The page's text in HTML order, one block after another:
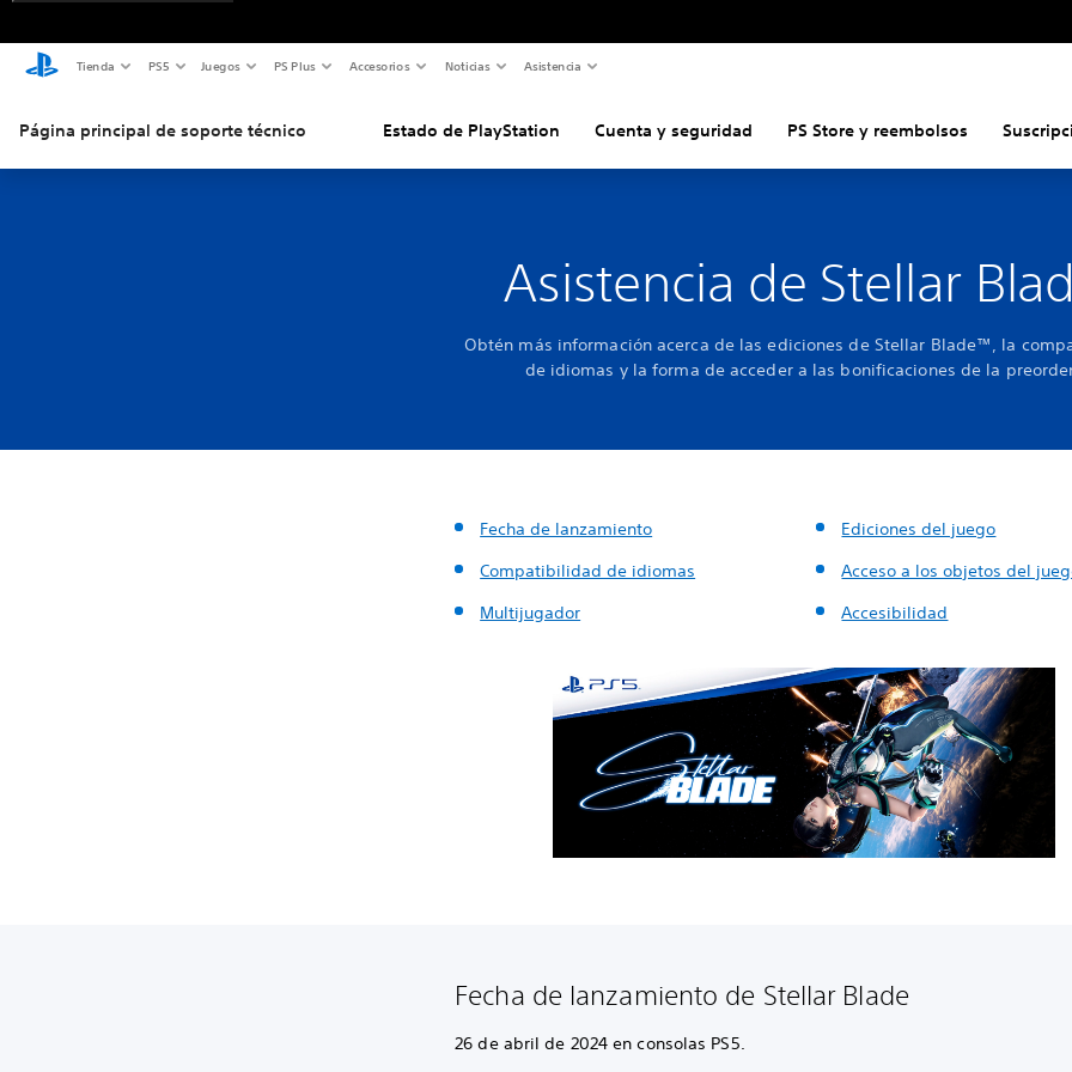
Tienda PS5 Juegos PS Plus Accesorios Noticias Asistencia
Página principal de soporte técnico Estado de PlayStation Cuenta y seguridad PS Store y reembolsos
Asistencia de Stellar
Obtén más información acerca de las ediciones de Stellar Blade™, la
de idiomas y la forma de acceder a las bonificaciones de la
Fecha de lanzamiento
Compatibilidad de idiomas
Multijugador
Ediciones del juego
Acceso a los objetos del
Accesibilidad
Fecha de lanzamiento de Stellar Blade
26 de abril de 2024 en consolas PS5.